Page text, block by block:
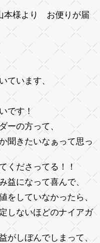
様より お便りが届
ています、
です！
ーの方って、
聞きたいなぁって思っ
くださってる！！
益になって喜んで、
をしていなかったら、
しないほどのナイアガ
がしぼんでしまって、